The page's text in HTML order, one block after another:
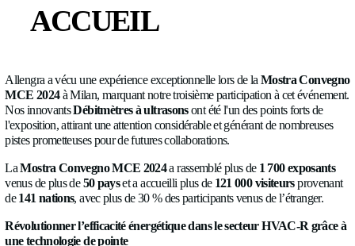
ACCUEIL
PRODUITS
TECHNOLOGIE
INDUSTRIES
À PROPOS
Allengra brille lors du
Convegno MCE 2024 à
EXPO•25.03.2024
Allengra a vécu une expérience exceptionnelle lors de la
Nos innovantsDébitmètres à ultrasonsont été l'un des
l'exposition, attirant une attention considérable et générant de